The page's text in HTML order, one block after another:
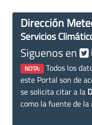
Dirección
Servicios
Siguenos en
NOTA: Todos los
este Portal son de
se solicita citar a la
como la fuente de